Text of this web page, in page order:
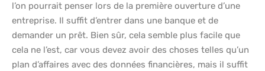
l’on pourrait penser lors de la première ouverture d’une
entreprise. Il suffit d’entrer dans une banque et de
demander un prêt. Bien sûr, cela semble plus facile que
cela ne l’est, car vous devez avoir des choses telles qu’un
plan d’affaires avec des données financières, mais il suffit